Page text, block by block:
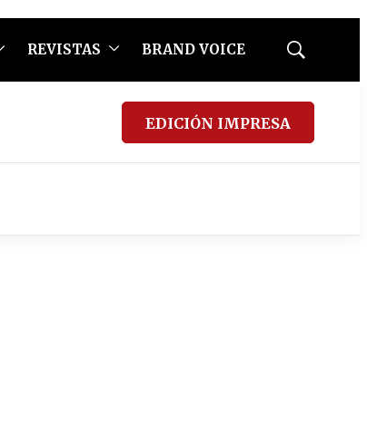
REVISTAS BRAND VOICE
Mostrar
EDICIÓN IMPRESA